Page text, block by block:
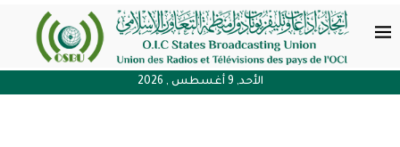
الأحد, 9 أغسطس , 2026